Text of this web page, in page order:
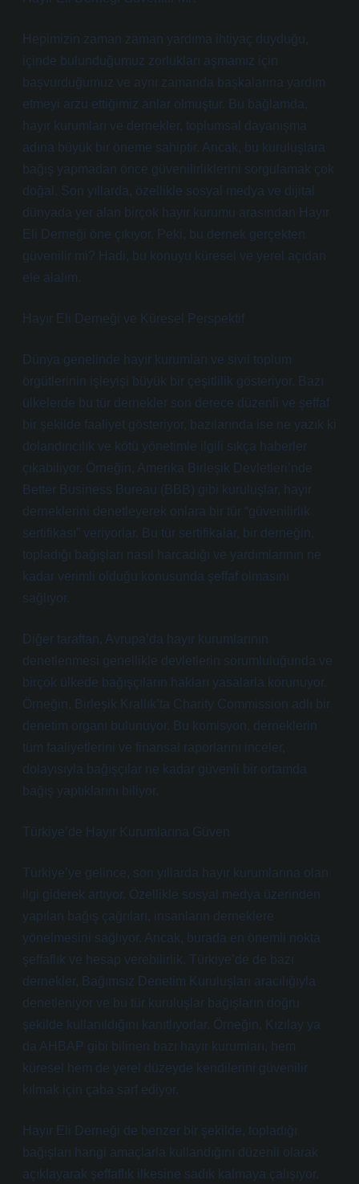
Hepimizin zaman zaman yardıma ihtiyaç duyduğu,
içinde bulunduğumuz zorlukları aşmamız için
başvurduğumuz ve aynı zamanda başkalarına yardım
etmeyi arzu ettiğimiz anlar olmuştur. Bu bağlamda,
hayır kurumları ve dernekler, toplumsal dayanışma
adına büyük bir öneme sahiptir. Ancak, bu kuruluşlara
bağış yapmadan önce güvenilirliklerini sorgulamak çok
doğal. Son yıllarda, özellikle sosyal medya ve dijital
dünyada yer alan birçok hayır kurumu arasından Hayır
Eli Derneği öne çıkıyor. Peki, bu dernek gerçekten
güvenilir mi? Hadi, bu konuyu küresel ve yerel açıdan
ele alalım.
Hayır Eli Derneği ve Küresel Perspektif
Dünya genelinde hayır kurumları ve sivil toplum
örgütlerinin işleyişi büyük bir çeşitlilik gösteriyor. Bazı
ülkelerde bu tür dernekler son derece düzenli ve şeffaf
bir şekilde faaliyet gösteriyor, bazılarında ise ne yazık ki
dolandırıcılık ve kötü yönetimle ilgili sıkça haberler
çıkabiliyor. Örneğin, Amerika Birleşik Devletleri’nde
Better Business Bureau (BBB) gibi kuruluşlar, hayır
derneklerini denetleyerek onlara bir tür “güvenilirlik
sertifikası” veriyorlar. Bu tür sertifikalar, bir derneğin,
topladığı bağışları nasıl harcadığı ve yardımlarının ne
kadar verimli olduğu konusunda şeffaf olmasını
sağlıyor.
Diğer taraftan, Avrupa’da hayır kurumlarının
denetlenmesi genellikle devletlerin sorumluluğunda ve
birçok ülkede bağışçıların hakları yasalarla korunuyor.
Örneğin, Birleşik Krallık’ta Charity Commission adlı bir
denetim organı bulunuyor. Bu komisyon, derneklerin
tüm faaliyetlerini ve finansal raporlarını inceler,
dolayısıyla bağışçılar ne kadar güvenli bir ortamda
bağış yaptıklarını biliyor.
Türkiye’de Hayır Kurumlarına Güven
Türkiye’ye gelince, son yıllarda hayır kurumlarına olan
ilgi giderek artıyor. Özellikle sosyal medya üzerinden
yapılan bağış çağrıları, insanların derneklere
yönelmesini sağlıyor. Ancak, burada en önemli nokta
şeffaflık ve hesap verebilirlik. Türkiye’de de bazı
dernekler, Bağımsız Denetim Kuruluşları aracılığıyla
denetleniyor ve bu tür kuruluşlar bağışların doğru
şekilde kullanıldığını kanıtlıyorlar. Örneğin, Kızılay ya
da AHBAP gibi bilinen bazı hayır kurumları, hem
küresel hem de yerel düzeyde kendilerini güvenilir
kılmak için çaba sarf ediyor.
Hayır Eli Derneği de benzer bir şekilde, topladığı
bağışları hangi amaçlarla kullandığını düzenli olarak
açıklayarak şeffaflık ilkesine sadık kalmaya çalışıyor.